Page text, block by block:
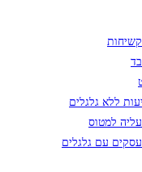
קשיחות
ללא גלגלים
עליה למטוס
עסקים עם גלגלים